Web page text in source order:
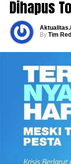
Dihapus
By Tim